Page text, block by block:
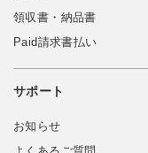
領収書・納品書
Paid請求書払い
サポート
お知らせ